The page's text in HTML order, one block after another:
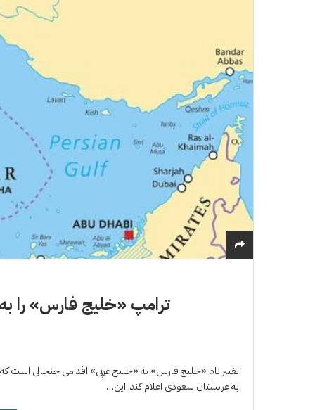
ترامپ «خلیج فارس» را
تغییر نام «خلیج فارس» به «خلیج عربی» اقدامی جنجالی است
به عربستان سعودی اعلام کند. این…